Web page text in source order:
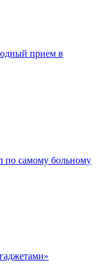
прием в
по самому больному